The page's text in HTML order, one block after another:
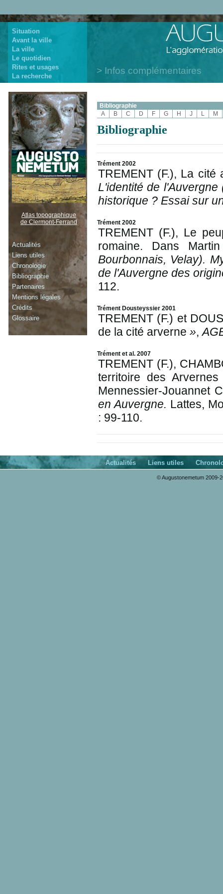
Situation
Avant la ville
La ville
Le quotidien
Rites et usages
La recherche
Infos complémentaires
Bibliographie
A
B C D F G H J L M
Bibliographie
Trément 2002
TREMENT (F.), La
L'identité de
historique ? Essai sur
Trément 2002
TREMENT (F.), Le
romaine. Dans
Bourbonnais, Velay).
de l'Auvergne des
112.
Trément Dousteyssier 2001
TREMENT (F.) et
de la cité arverne »,
Trément et al. 2007
TREMENT (F.),
territoire des
Mennessier-Jouannet
en Auvergne. Lattes,
: 99-110.
Atlas topographique
de Clermont-Ferrand
Actualités
Liens utiles
Chronologie
Bibliographie
Partenaires
Mentions légales
Crédits
Glossaire
Actualités Liens utiles
© Augustonemetum 2009-